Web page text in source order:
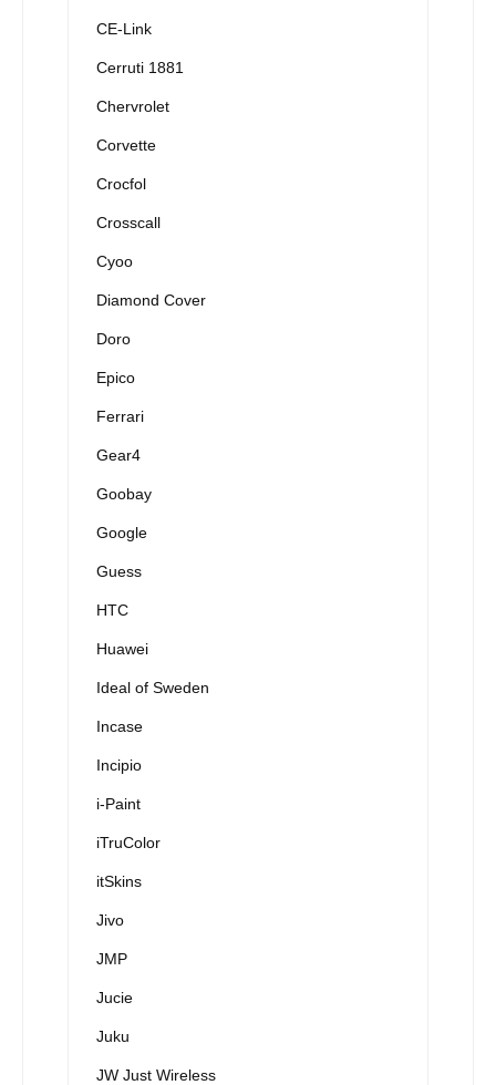
CE-Link
Cerruti 1881
Chervrolet
Corvette
Crocfol
Crosscall
Cyoo
Diamond Cover
Doro
Epico
Ferrari
Gear4
Goobay
Google
Guess
HTC
Huawei
Ideal of Sweden
Incase
Incipio
i-Paint
iTruColor
itSkins
Jivo
JMP
Jucie
Juku
JW Just Wireless